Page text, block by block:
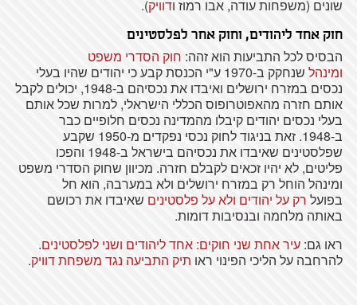
שונים (משפחות עודה, אבו רמוז ודוויק).
חוק אחד ליהודים, וחוק אחר לפלסטינים
הבסיס לכל התביעות הוא זהה: חוק הסדרי משפט
ומינהל
שנחקק ב-1970 ע"י הכנסת קבע כי יהודים שהיו בעלי
נכסים במזרח ירושלים ואיבדו את נכסיהם ב-1948, יכולים לקבל
אותם חזרה מהאפוטרופוס הכללי הישראלי, למרות שכל אותם
בעלי נכסים יהודים קיבלו מהמדינה נכסים חלופיים כבר
ב-1948. זאת בניגוד לחוק נכסי נפקדים מ-1950 שקבע
שפלסטינים שאיבדו את נכסיהם בישראל ב-1948 והפכו
פליטים, לא יהיו זכאים לקבלם חזרה. מכיוון שחוק הסדרי משפט
ומינהל הוחל רק במזרח ירושלים ולא במערבה, הוא חל
בפועל רק על יהודים ולא על פלסטינים שאיבדו את רכושם
באותה מלחמה ובנסיבות דומות.
ראו גם: עיר אחת שני חוקים: אחד ליהודים ושני לפלסטינים.
להרחבה על הליכי הפינוי ראו תיק התביעה נגד משפחת דוויק.